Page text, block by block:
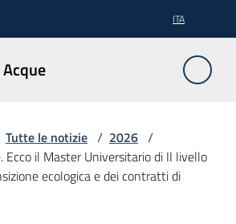
ITA
Acque
Tutte le notizie / 2026 /
Ecco il Master Universitario di II livello
ecologica e dei contratti di